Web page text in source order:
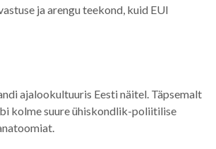
ja arengu teekond, kuid EUI
ajalookultuuris Eesti näitel. Täpsemalt
kolme suure ühiskondlik-poliitilise